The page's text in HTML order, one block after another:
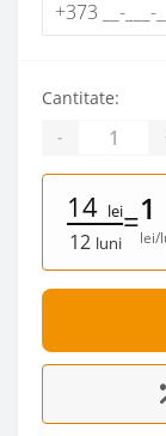
Cantitate:
-
14 lei
12 luni
=1
lei/